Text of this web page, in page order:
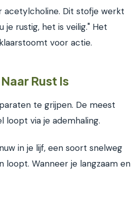
acetylcholine. Dit stofje werkt
rustig, het is veilig." Het
voor actie.
Rust Is
te grijpen. De meest
loopt via je ademhaling.
in je lijf, een soort snelweg
loopt. Wanneer je langzaam en